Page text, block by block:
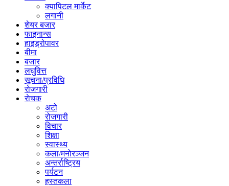
क्यापिटल मार्केट
लगानी
शेयर बजार
फाइनान्स
हाइड्रोपावर
बीमा
बजार
लघुवित्त
सूचना/प्रविधि
रोजगारी
राेचक
अटो
रोजगारी
विचार
शिक्षा
स्वास्थ्य
कला/मनोरञ्जन
अन्तर्राष्ट्रिय
पर्यटन
हस्तकला